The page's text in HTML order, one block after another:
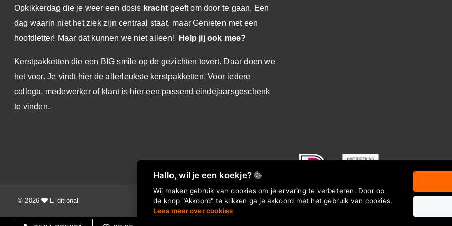
Inloggegevens:
E-mail : je eigen e-mailadres
Wachtwoord : demo100keuzekado
Opkikkerdag die je weer een dosis krachtgeeft om door te gaan. Een
dag waarin niet het ziek zijn centraal staat, maar Genieten met een
hoofdletter! Maar dat kunnen we niet alleen!
Help jij ook mee?
Kerstpakketten die een BIG smile op de gezichten tovert. Daar doen we
het voor. Je vindt hier de allerleukste kerstpakketten. Voor iedere
collega, medewerker of klant is hier een passend eindejaarsgeschenk
te vinden.
© 2026 E-ditional
Hallo, wil je een koekje?
Wij maken gebruik van cookies om je ervaring te verbeteren. Door op
de knop "Akkoord" te klikken ga je akkoord met het gebruik van cookies.
Lees meer over cookies